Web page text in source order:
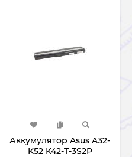
Аккумулятор Asus A32-
K52 K42-T-3S2P